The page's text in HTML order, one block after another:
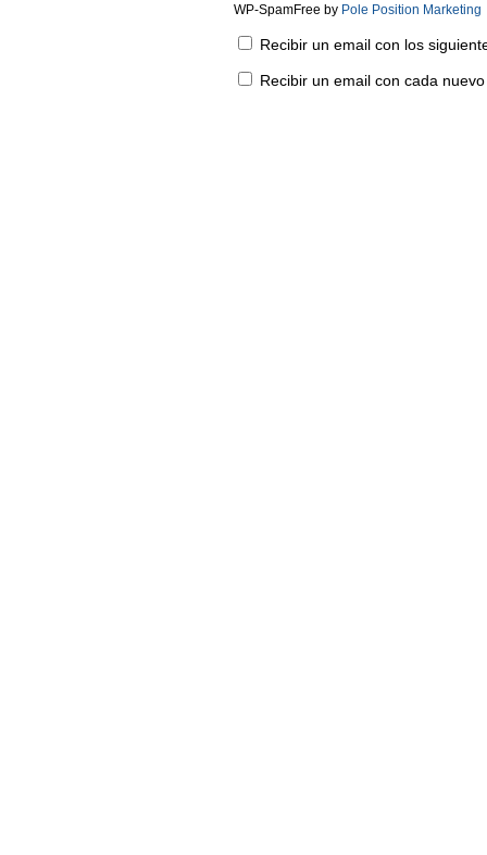
WP-SpamFree by Pole Position Marketing
Recibir un email con los
Recibir un email con cada